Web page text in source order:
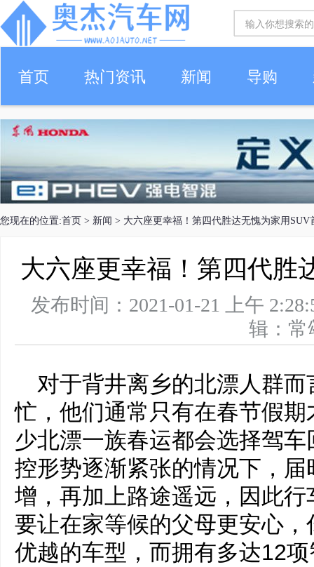
首页 热门资讯 新闻 导购
您现在的位置:首页 > 新闻 > 大六座更幸福！第四代胜达无愧为家用SUV
大六座更幸福！第四代胜
发布时间：2021-01-21 上午
辑：
对于背井离乡的北漂人群
忙，他们通常只有在春节假
少北漂一族春运都会选择驾
控形势逐渐紧张的情况下，
增，再加上路途遥远，因此
要让在家等候的父母更安心
优越的车型，而拥有多达12